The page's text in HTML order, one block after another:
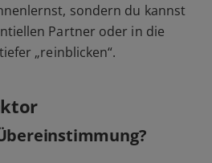
sondern du kannst
Partner oder in die
„reinblicken“.